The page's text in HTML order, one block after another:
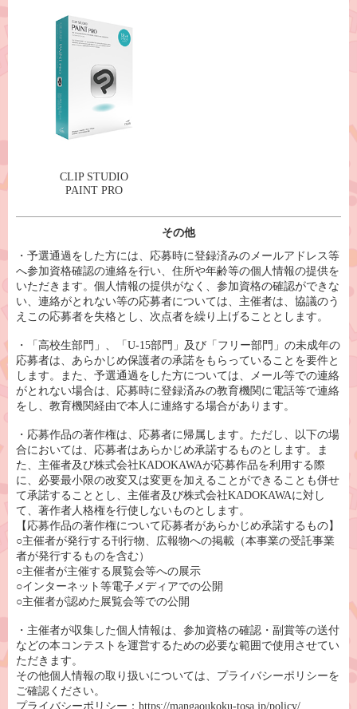
CLIP STUDIO
PAINT PRO
その他
・予選通過をした方には、応募時に登録済みのメールアドレス等
へ参加資格確認の連絡を行い、住所や年齢等の個人情報の提供を
いただきます。個人情報の提供がなく、参加資格の確認ができな
い、連絡がとれない等の応募者については、主催者は、協議のう
えこの応募者を失格とし、次点者を繰り上げることとします。
・「高校生部門」、「U-15部門」及び「フリー部門」の未成年の
応募者は、あらかじめ保護者の承諾をもらっていることを要件と
します。また、予選通過をした方については、メール等での連絡
がとれない場合は、応募時に登録済みの教育機関に電話等で連絡
をし、教育機関経由で本人に連絡する場合があります。
・応募作品の著作権は、応募者に帰属します。ただし、以下の場
合においては、応募者はあらかじめ承諾するものとします。ま
た、主催者及び株式会社KADOKAWAが応募作品を利用する際
に、必要最小限の改変又は変更を加えることができることも併せ
て承諾することとし、主催者及び株式会社KADOKAWAに対し
て、著作者人格権を行使しないものとします。
【応募作品の著作権について応募者があらかじめ承諾するもの】
○主催者が発行する刊行物、広報物への掲載（本事業の受託事業
者が発行するものを含む）
○主催者が主催する展覧会等への展示
○インターネット等電子メディアでの公開
○主催者が認めた展覧会等での公開
・主催者が収集した個人情報は、参加資格の確認・副賞等の送付
などの本コンテストを運営するための必要な範囲で使用させてい
ただきます。
その他個人情報の取り扱いについては、プライバシーポリシーを
ご確認ください。
プライバシーポリシー： https://mangaoukoku-tosa.jp/policy/